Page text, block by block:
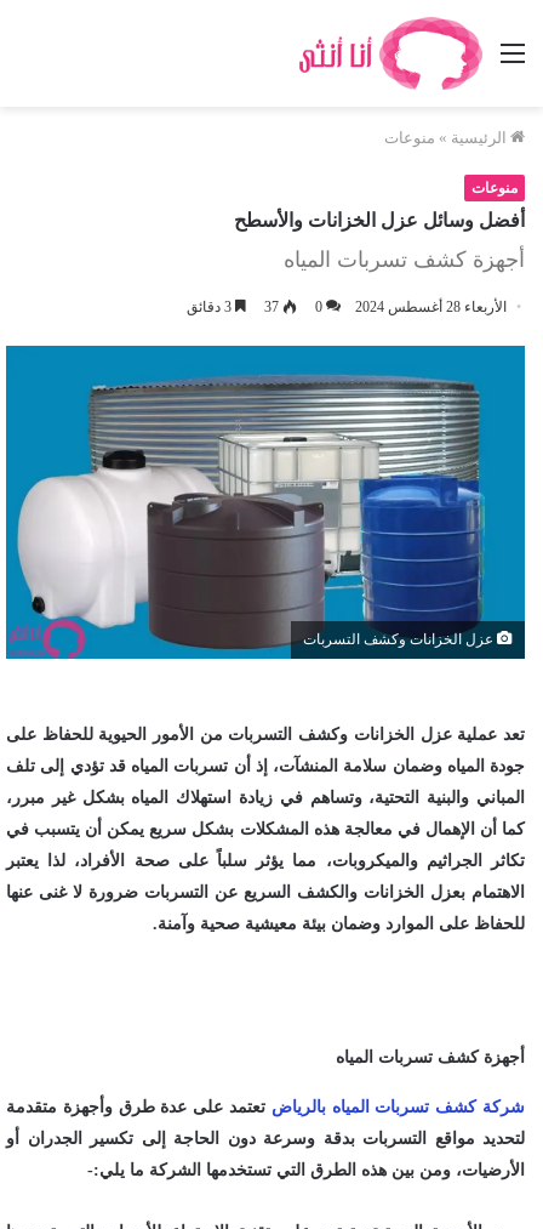
القائمة
الرئيسية » منوعات
منوعات
أفضل وسائل عزل الخزانات والأسطح
أجهزة كشف تسربات المياه
الأربعاء 28 أغسطس 2024 0
37
عزل الخزانات وكشف التسربات
تعد عملية عزل الخزانات وكشف التسربات من الأمور الحيوية للحفاظ على
جودة المياه وضمان سلامة المنشآت، إذ أن تسربات المياه قد تؤدي إلى تلف
المباني والبنية التحتية، وتساهم في زيادة استهلاك المياه بشكل غير مبرر،
كما أن الإهمال في معالجة هذه المشكلات بشكل سريع يمكن أن يتسبب في
تكاثر الجراثيم والميكروبات، مما يؤثر سلباً على صحة الأفراد، لذا يعتبر
الاهتمام بعزل الخزانات والكشف السريع عن التسربات ضرورة لا غنى عنها
للحفاظ على الموارد وضمان بيئة معيشية صحية وآمنة.
أجهزة كشف تسربات المياه
شركة كشف تسربات المياه بالرياض تعتمد على عدة طرق وأجهزة متقدمة
لتحديد مواقع التسربات بدقة وسرعة دون الحاجة إلى تكسير الجدران أو
الأرضيات، ومن بين هذه الطرق التي تستخدمها الشركة ما يلي:-